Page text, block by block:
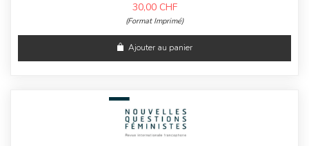
30,00 CHF
(Format Imprimé)
Ajouter au panier